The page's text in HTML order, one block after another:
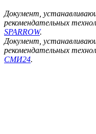
Документ,
рекомендательных
SPARROW.
Документ,
рекомендательных
СМИ24.